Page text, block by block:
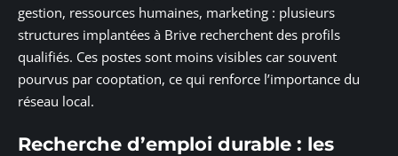
gestion, ressources humaines, marketing : plusieurs
structures implantées à Brive recherchent des profils
qualifiés. Ces postes sont moins visibles car souvent
pourvus par cooptation, ce qui renforce l’importance du
réseau local.
Recherche d’emploi durable : les